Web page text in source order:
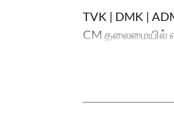
TVK | DMK |
CM தலைமையில்